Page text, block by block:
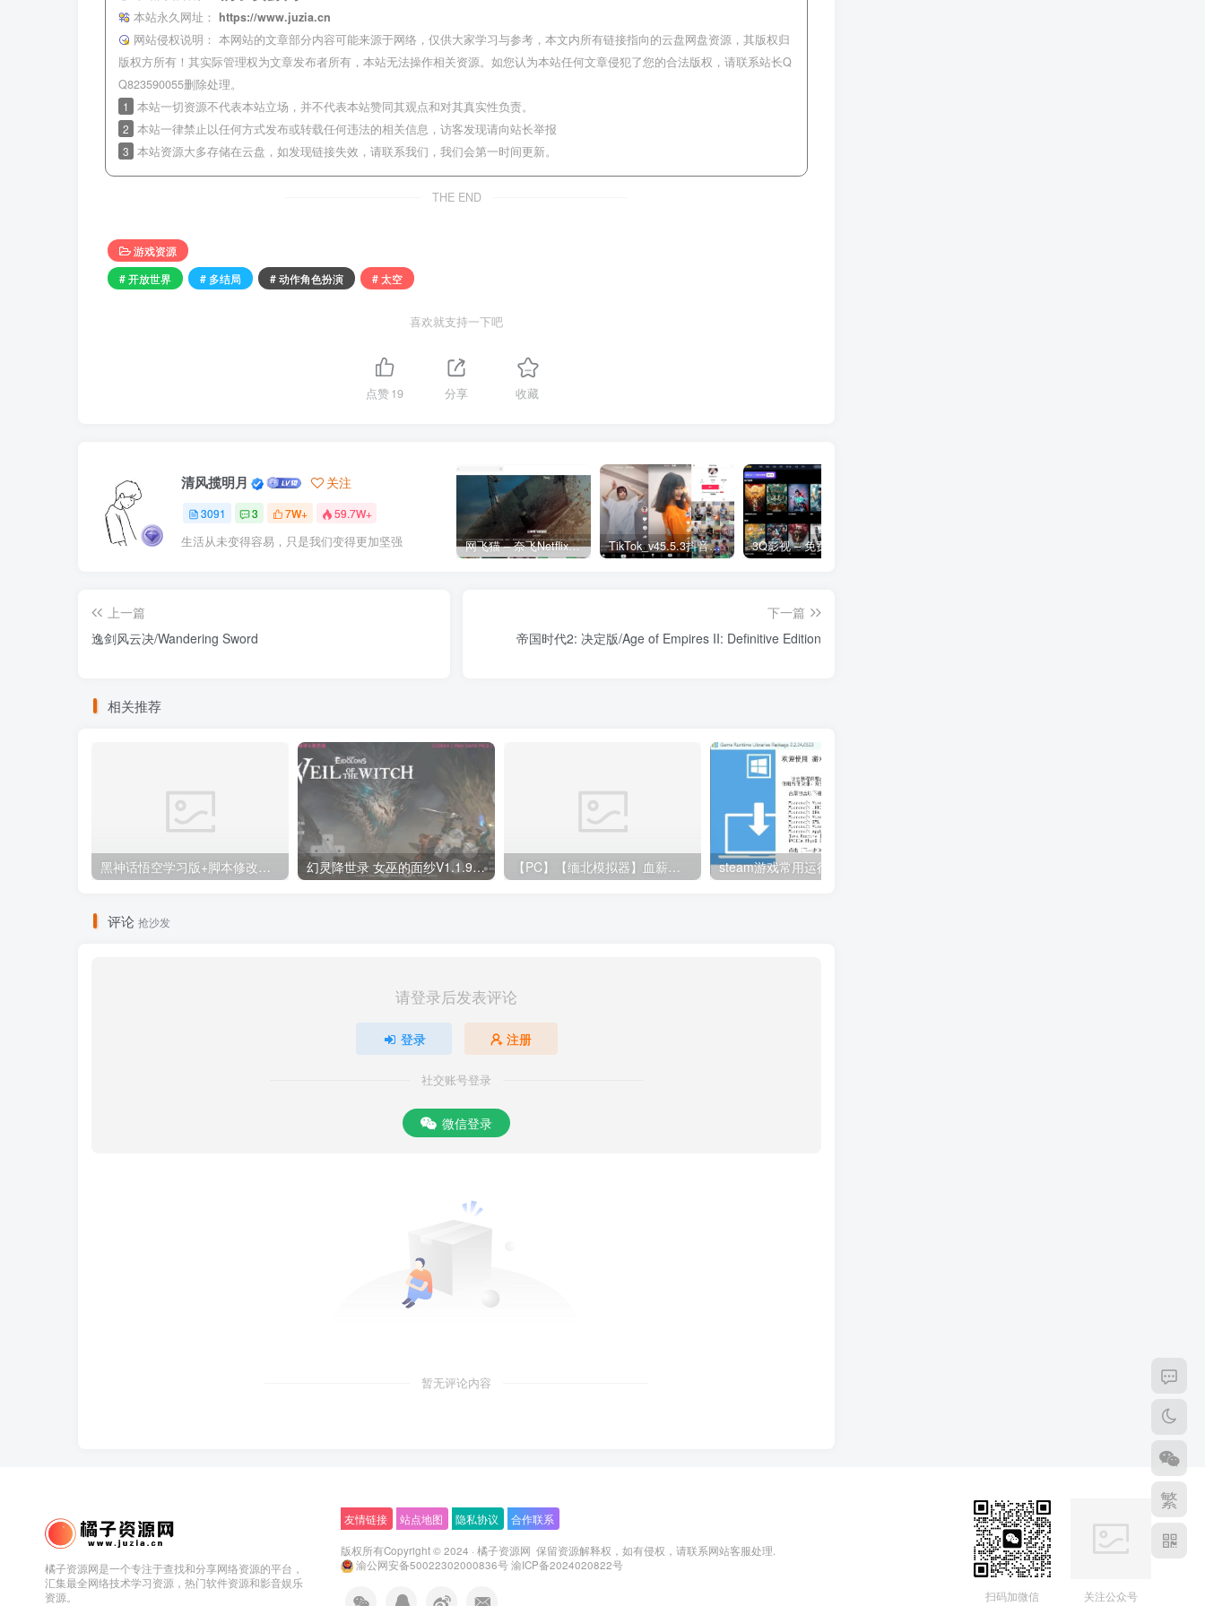
本站永久网址：
https://www.juzia.cn
网站侵权说明： 本网站的文章部分内容可能来源于网络，仅供大家学习与参考，本文内所有链接指向的云盘网盘资源，其版权归
版权方所有！其实际管理权为文章发布者所有，本站无法操作相关资源。如您认为本站任何文章侵犯了您的合法版权，请联系站长Q
Q823590055删除处理。
1 本站一切资源不代表本站立场，并不代表本站赞同其观点和对其真实性负责。
2 本站一律禁止以任何方式发布或转载任何违法的相关信息，访客发现请向站长举报
3 本站资源大多存储在云盘，如发现链接失效，请联系我们，我们会第一时间更新。
THE END
游戏资源
# 开放世界
# 多结局 # 动作角色扮演 # 太空
喜欢就支持一下吧
点赞19 分享 收藏
清风揽明月 关注
3091 3 7W+ 59.7W+
生活从未变得容易，只是我们变得更加坚强 网飞猫 – 奈飞Netflix免费看 TikTok_v45.5.3抖音国际版_免拔卡解锁全球版
上一篇
逸剑风云决/Wandering Sword
下一篇
帝国时代2: 决定版/Age of Empires II: Definitive Edition
相关推荐
黑神话悟空学习版+脚本修改器+加综合资料 最新版 幻灵降世录 女巫的面纱V1.1.9+1DLC 【PC】【缅北模拟器】血薪记：罪恶园区|v2026.1.11|官方中文|解压可玩
评论 抢沙发
请登录后发表评论
登录 注册
社交账号登录
微信登录
暂无评论内容
橘子资源网是一个专注于查找和分享网络资源的平台，
汇集最全网络技术学习资源，热门软件资源和影音娱乐
资源。
友情链接 站点地图 隐私协议 合作联系
版权所有Copyright © 2024 · 橘子资源网 保留资源解释权，如有侵权，请联系网站客服处理.
渝公网安备50022302000836号渝ICP备2024020822号
扫码加微信 关注公众号
繁